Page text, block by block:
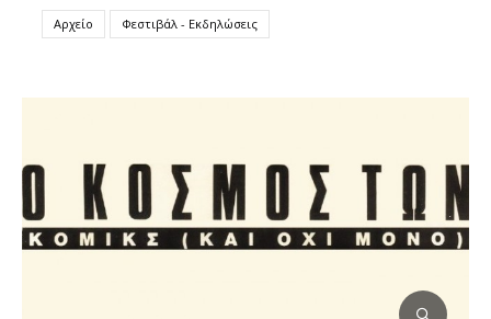
Αρχείο Φεστιβάλ - Εκδηλώσεις